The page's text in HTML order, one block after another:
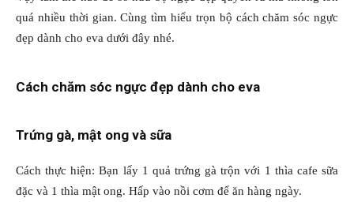
quá nhiều thời gian. Cùng tìm hiểu trọn bộ cách chăm sóc ngực
đẹp dành cho eva dưới đây nhé.
Cách chăm sóc ngực đẹp dành cho eva
Trứng gà, mật ong và sữa
Cách thực hiện: Bạn lấy 1 quả trứng gà trộn với 1 thìa cafe sữa
đặc và 1 thìa mật ong. Hấp vào nồi cơm để ăn hàng ngày.